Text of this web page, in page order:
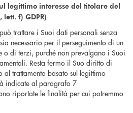
legittimo interesse del titolare del
f) GDPR)
trattare i Suoi dati personali senza
necessario per il perseguimento di un
o di terzi, purché non prevalgano i Suoi
Resta fermo il Suo diritto di
trattamento basato sul legittimo
indicate al paragrafo 7
riportate le finalità per cui potremmo